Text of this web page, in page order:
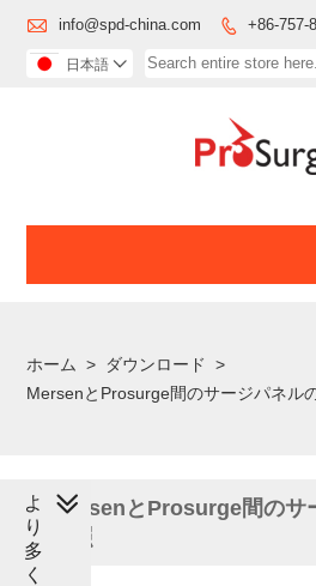
 info@spd-china.com  +86-757-
日本語 
ホーム > ダウンロード
>
MersenとProsurge間のサージパネル
MersenとProsurge間のサ
参照
よ
り
多
く